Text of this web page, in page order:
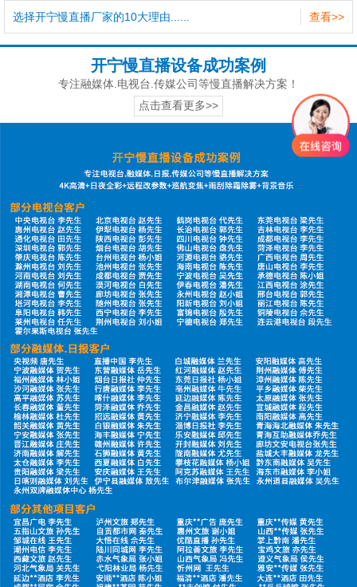
查看>>
选择开宁慢直播厂家的10大理由......
开宁慢直播设备成功案例
专注融媒体.电视台.传媒公司等慢直播解决方案！
点击查看更多>>